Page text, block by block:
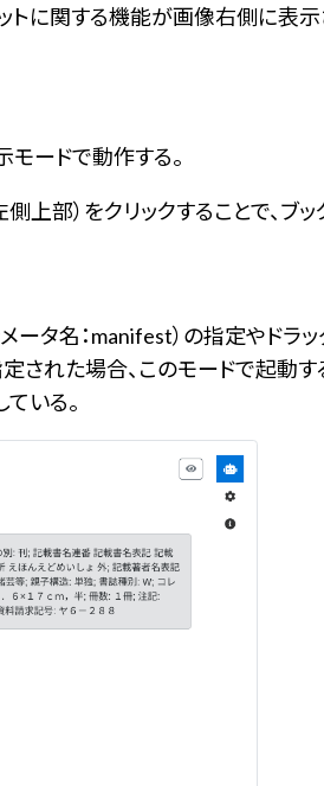
トに関する機能が画像右側に表示
ードで動作する。
上部）をクリックすることで、ブ
タ名：manifest）の指定やドラッ
された場合、このモードで起動す
いる。